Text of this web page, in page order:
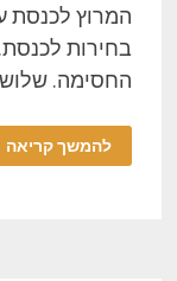
המרוץ לכנסת
החסימה.
להמשך קריאה